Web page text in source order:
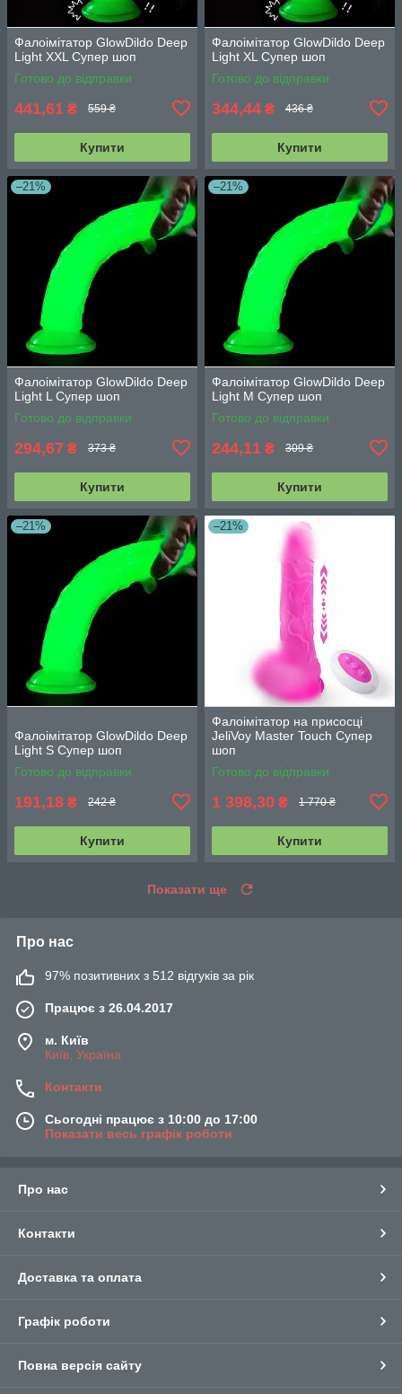
Фалоімітатор GlowDildo Deep
Light XXL Супер шоп
Готово до відправки
441,61 ₴ 559 ₴
Купити
Фалоімітатор GlowDildo Deep
Light XL Супер шоп
Готово до відправки
344,44 ₴ 436 ₴
Купити
–21%
Фалоімітатор GlowDildo Deep
Light L Супер шоп
Готово до відправки
294,67 ₴ 373 ₴
Купити
–21%
Фалоімітатор GlowDildo Deep
Light M Супер шоп
Готово до відправки
244,11 ₴ 309 ₴
Купити
–21%
Фалоімітатор GlowDildo Deep
Light S Супер шоп
Готово до відправки
191,18 ₴ 242 ₴
Купити
–21%
Фалоімітатор на присосці
JeliVoy Master Touch Супер
шоп
Готово до відправки
1 398,30 ₴ 1 770 ₴
Купити
Показати ще
Про нас
97% позитивних з 512 відгуків за рік
Працює з 26.04.2017
м. Київ
Київ, Україна
Контакти
Сьогодні працює з 10:00 до 17:00
Показати весь графік роботи
Про нас
Контакти
Доставка та оплата
Графік роботи
Повна версія сайту